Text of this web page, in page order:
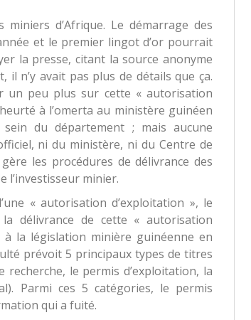
d’Afrique. Le démarrage des
et le premier lingot d’or pourrait
la presse, citant la source anonyme
n’y avait pas plus de détails que ça.
un peu plus sur cette « autorisation
à l’omerta au ministère guinéen
du département ; mais aucune
ni du ministère, ni du Centre de
les procédures de délivrance des
l’investisseur minier.
« autorisation d’exploitation », le
délivrance de cette « autorisation
la législation minière guinéenne en
prévoit 5 principaux types de titres
recherche, le permis d’exploitation, la
Parmi ces 5 catégories, le permis
qui a fuité.